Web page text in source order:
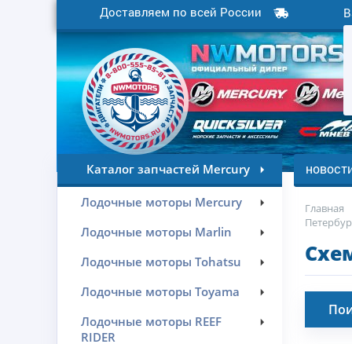
Доставляем по всей России
Каталог запчастей Mercury
Лодочные моторы Mercury
Лодочные моторы Marlin
Лодочные моторы Tohatsu
Лодочные моторы Toyama
Лодочные моторы REEF
RIDER
Главная